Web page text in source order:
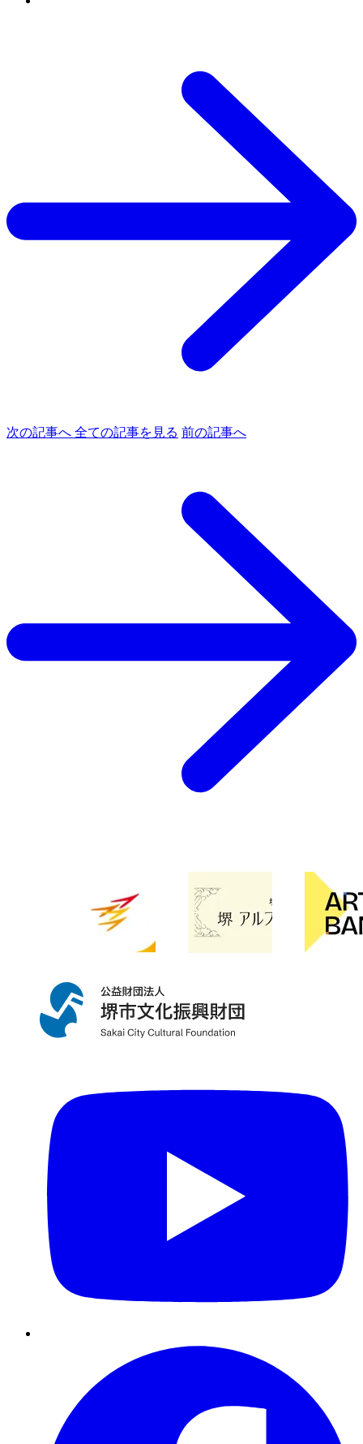
次の記事へ 全ての記事を見る 前の記事へ